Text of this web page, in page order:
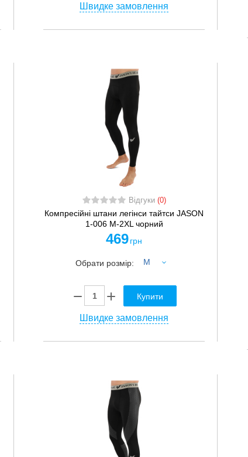
Швидке замовлення
Відгуки (0)
Компресійні штани легінси тайтси JASON
1-006 M-2XL чорний
469 грн
Обрати розмір: M
Купити
Швидке замовлення